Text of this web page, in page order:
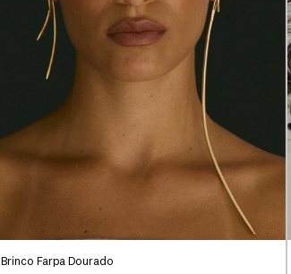
Brinco Farpa Dourado